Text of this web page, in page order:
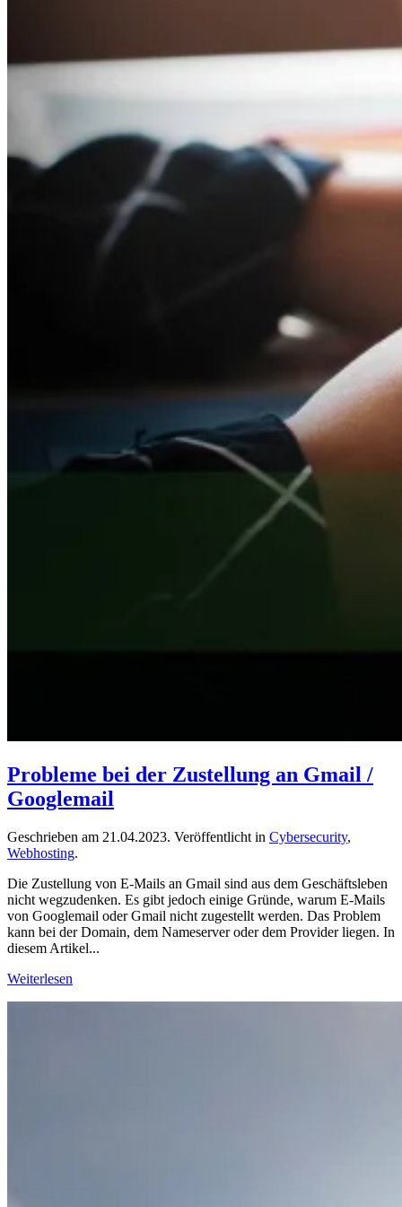
Probleme bei der Zustellung an Gmail /
Googlemail
Geschrieben am 21.04.2023. Veröffentlicht in Cybersecurity,
Webhosting.
Die Zustellung von E-Mails an Gmail sind aus dem Geschäftsleben
nicht wegzudenken. Es gibt jedoch einige Gründe, warum E-Mails
von Googlemail oder Gmail nicht zugestellt werden. Das Problem
kann bei der Domain, dem Nameserver oder dem Provider liegen. In
diesem Artikel...
Weiterlesen